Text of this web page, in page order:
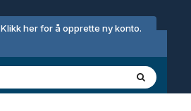
Klikk her for å opprette ny konto.